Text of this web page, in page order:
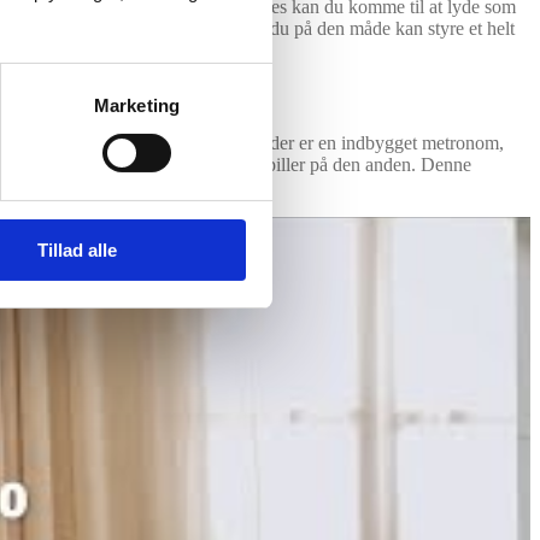
Marketing
Tillad alle
til dit spil. Således kan du komme til at lyde som
dine akkord- eller toneskift, så du på den måde kan styre et helt
på hver enkelt rytme.
spille de indbyggede sange, og der er en indbygget metronom,
på den ene halvdel, mens du spiller på den anden. Denne